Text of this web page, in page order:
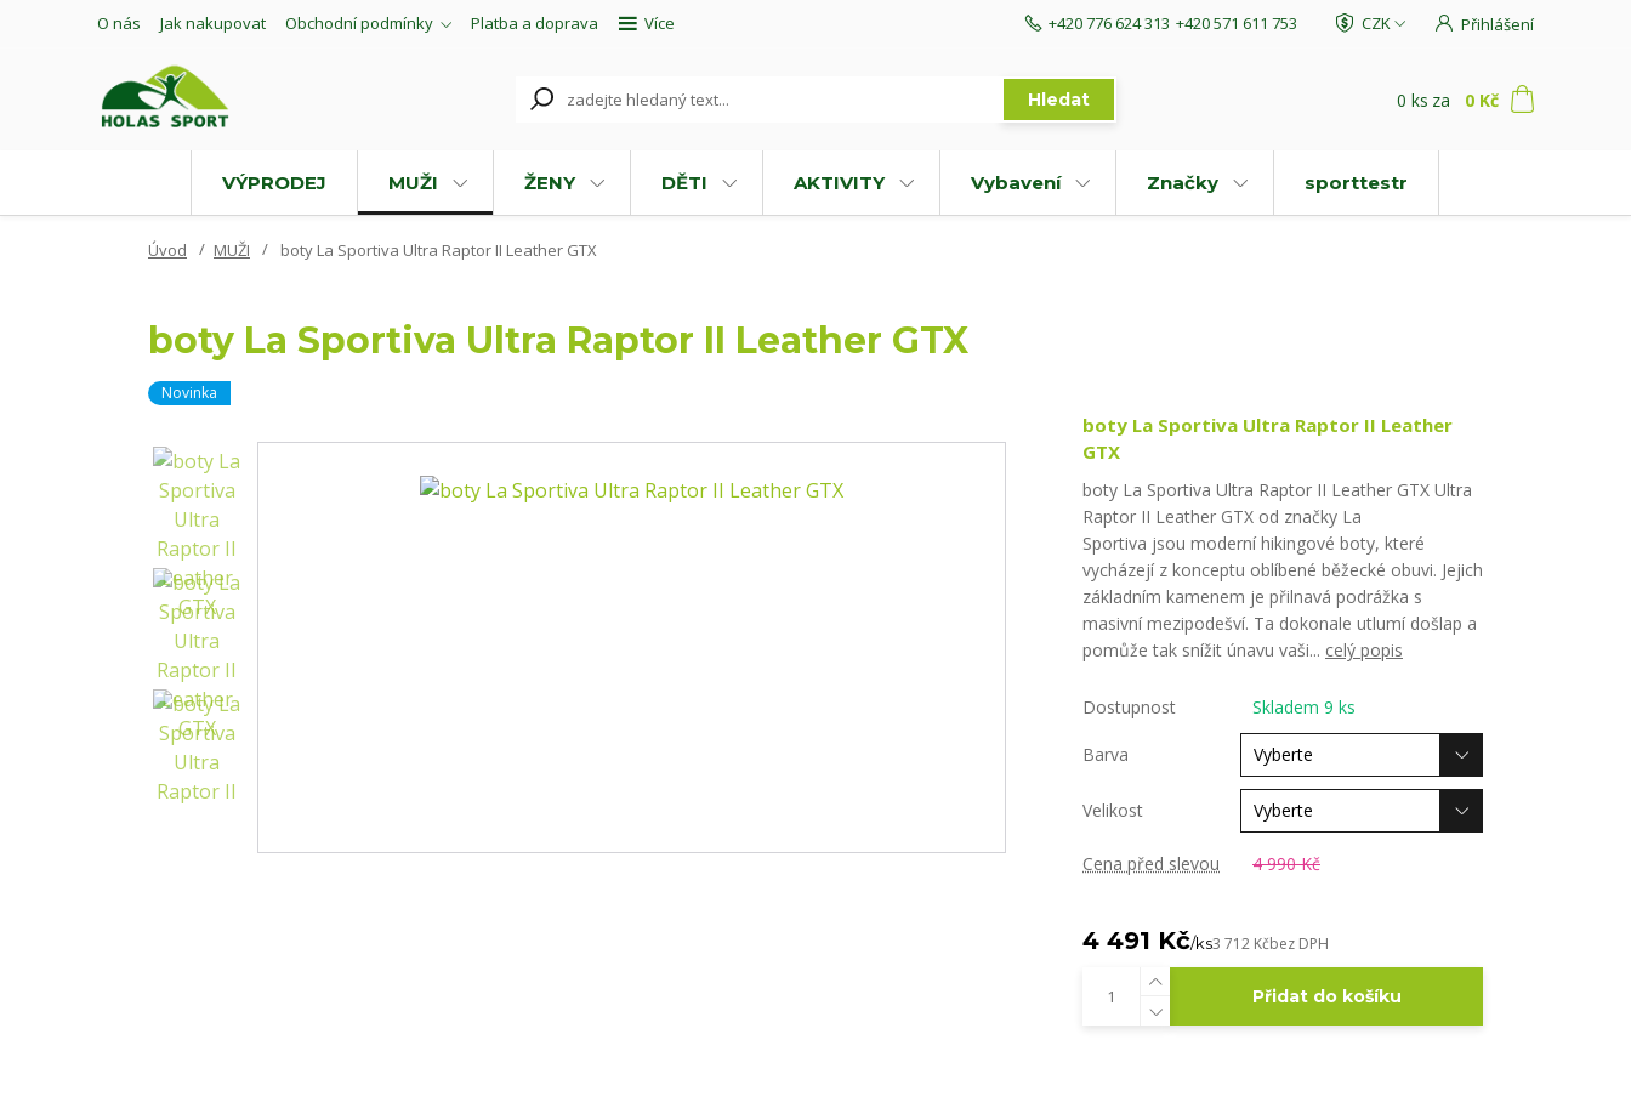
O nás Jak nakupovat Obchodní podmínky Platba a doprava Více CZK Přihlášení
Hledat
+420 776 624 313 +420 571 611 753
0 ks za 0 Kč
VÝPRODEJ MUŽI ŽENY DĚTI AKTIVITY Vybavení Značky sporttestr
Úvod MUŽI boty La Sportiva Ultra Raptor II Leather GTX
boty La Sportiva Ultra Raptor II Leather GTX
Novinka
boty La Sportiva Ultra Raptor II Leather
GTX
boty La Sportiva Ultra Raptor II Leather GTX Ultra
Raptor II Leather GTX od značky La
Sportiva jsou moderní hikingové boty, které
vycházejí z konceptu oblíbené běžecké obuvi. Jejich
základním kamenem je přilnavá podrážka s
masivní mezipodešví. Ta dokonale utlumí došlap a
pomůže tak snížit únavu vaši... celý popis
Dostupnost Skladem 9 ks
Barva
Velikost
Cena před slevou 4 990 Kč
4 491 Kč/ks3 712 Kčbez DPH
Přidat do košíku